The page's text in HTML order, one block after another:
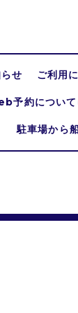
せ ご利用
予約につい
駐車場から